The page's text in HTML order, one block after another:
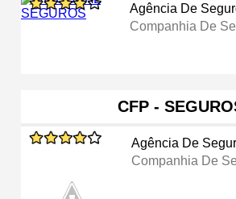
Agência De
Companhia De
CFP -
Agência De
Companhia De